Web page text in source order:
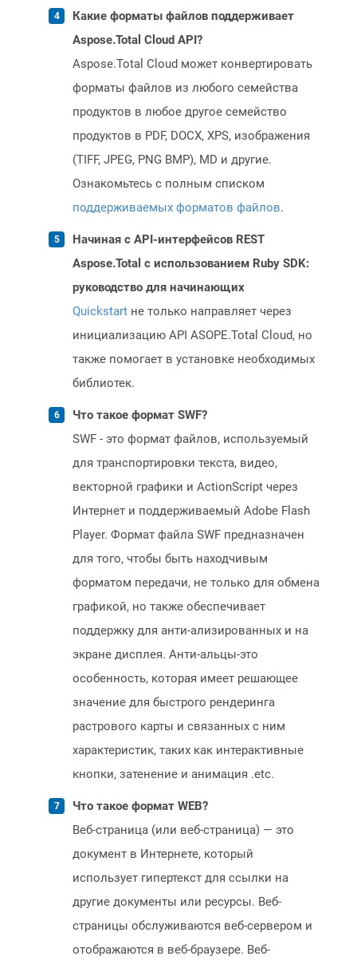
Какие форматы файлов поддерживает
Aspose.Total Cloud API?
Aspose.Total Cloud может конвертировать
форматы файлов из любого семейства
продуктов в любое другое семейство
продуктов в PDF, DOCX, XPS, изображения
(TIFF, JPEG, PNG BMP), MD и другие.
Ознакомьтесь с полным списком
поддерживаемых форматов файлов.
Начиная с API-интерфейсов REST
Aspose.Total с использованием Ruby SDK:
руководство для начинающих
Quickstart не только направляет через
инициализацию API ASOPE.Total Cloud, но
также помогает в установке необходимых
библиотек.
Что такое формат SWF?
SWF - это формат файлов, используемый
для транспортировки текста, видео,
векторной графики и ActionScript через
Интернет и поддерживаемый Adobe Flash
Player. Формат файла SWF предназначен
для того, чтобы быть находчивым
форматом передачи, не только для обмена
графикой, но также обеспечивает
поддержку для анти-ализированных и на
экране дисплея. Анти-альцы-это
особенность, которая имеет решающее
значение для быстрого рендеринга
растрового карты и связанных с ним
характеристик, таких как интерактивные
кнопки, затенение и анимация .etc.
Что такое формат WEB?
Веб-страница (или веб-страница) — это
документ в Интернете, который
использует гипертекст для ссылки на
другие документы или ресурсы. Веб-
страницы обслуживаются веб-сервером и
отображаются в веб-браузере. Веб-